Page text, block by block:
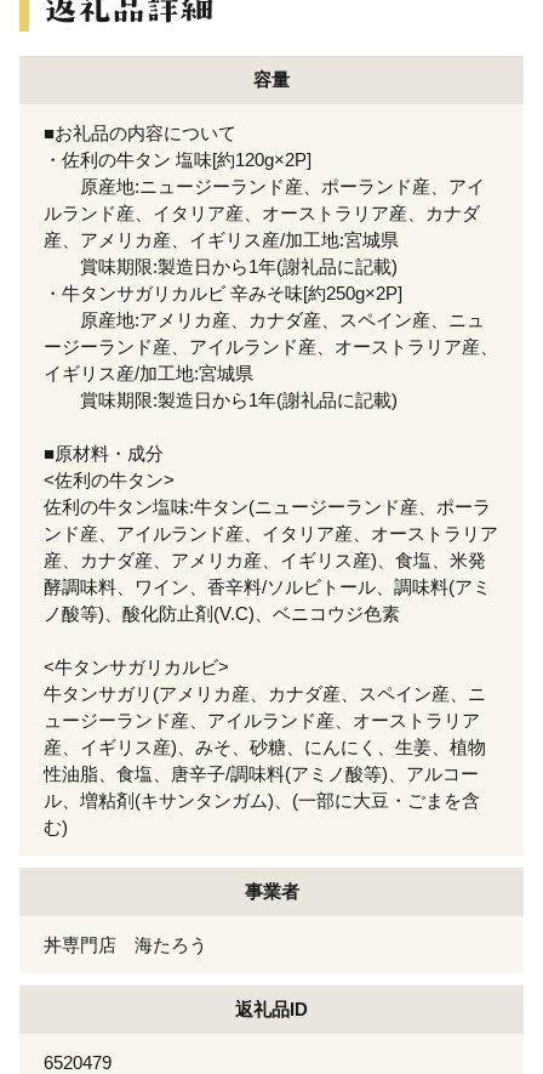
容量
■お礼品の内容について
・佐利の牛タン 塩味[約120g×2P]
原産地:ニュージーランド産、ポーランド産、アイ
ルランド産、イタリア産、オーストラリア産、カナダ
産、アメリカ産、イギリス産/加工地:宮城県
賞味期限:製造日から1年(謝礼品に記載)
・牛タンサガリカルビ 辛みそ味[約250g×2P]
原産地:アメリカ産、カナダ産、スペイン産、ニュ
ージーランド産、アイルランド産、オーストラリア産、
イギリス産/加工地:宮城県
賞味期限:製造日から1年(謝礼品に記載)
■原材料・成分
<佐利の牛タン>
佐利の牛タン塩味:牛タン(ニュージーランド産、ポーラ
ンド産、アイルランド産、イタリア産、オーストラリア
産、カナダ産、アメリカ産、イギリス産)、食塩、米発
酵調味料、ワイン、香辛料/ソルビトール、調味料(アミ
ノ酸等)、酸化防止剤(V.C)、ベニコウジ色素
<牛タンサガリカルビ>
牛タンサガリ(アメリカ産、カナダ産、スペイン産、ニ
ュージーランド産、アイルランド産、オーストラリア
産、イギリス産)、みそ、砂糖、にんにく、生姜、植物
性油脂、食塩、唐辛子/調味料(アミノ酸等)、アルコー
ル、増粘剤(キサンタンガム)、(一部に大豆・ごまを含
む)
事業者
丼専門店 海たろう
返礼品ID
6520479